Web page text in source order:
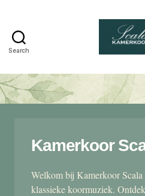
Search
Kamerkoor
Welkom bij Kamerkoor Scala
klassieke koormuziek.